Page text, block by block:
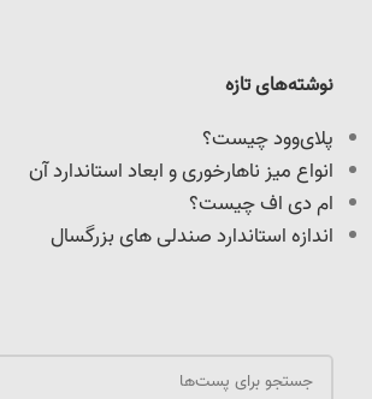
نوشته‌های تازه
پلای‌وود چیست؟
انواع میز ناهارخوری و ابعاد استاندارد آن
ام دی اف چیست؟
اندازه استاندارد صندلی های بزرگسال